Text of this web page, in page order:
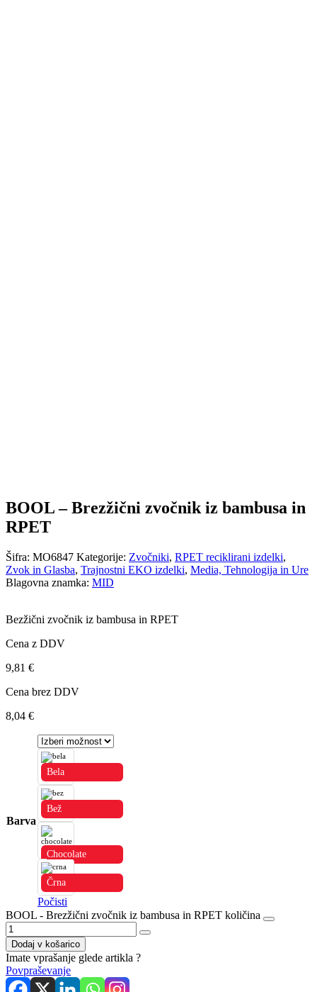
BOOL – Brezžični zvočnik iz bambusa in
RPET
Šifra: MO6847 Kategorije: Zvočniki, RPET reciklirani izdelki,
Zvok in Glasba, Trajnostni EKO izdelki, Media, Tehnologija in Ure
Blagovna znamka: MID
Bezžični zvočnik iz bambusa in RPET
Cena z DDV
9,81 €
Cena brez DDV
8,04 €
Barva
Bela
Bež
Chocolate
Črna
Počisti
BOOL - Brezžični zvočnik iz bambusa in RPET količina
Dodaj v košarico
Imate vprašanje glede artikla ?
Povpraševanje